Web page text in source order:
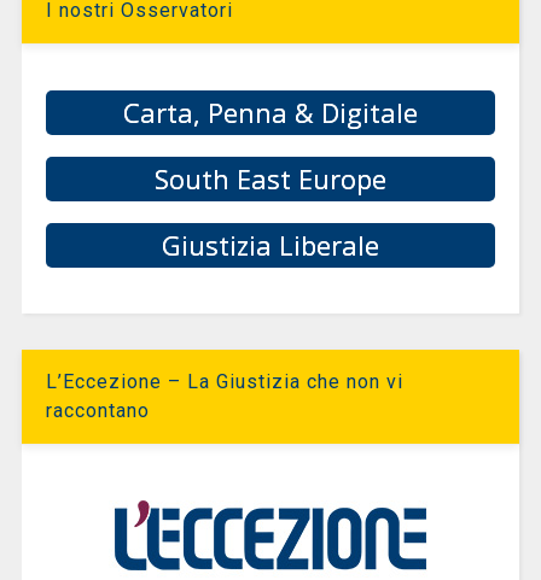
I nostri Osservatori
Carta, Penna & Digitale
South East Europe
Giustizia Liberale
L’Eccezione – La Giustizia che non vi
raccontano